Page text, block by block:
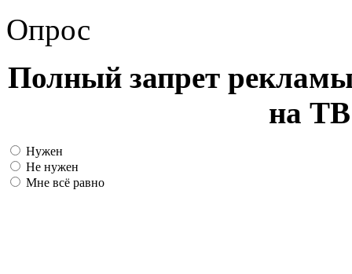
Опрос
Полный запрет
на ТВ
Нужен
Не нужен
Мне всё равно